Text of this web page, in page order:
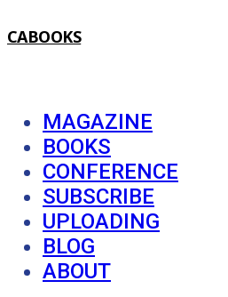
CABOOKS
MAGAZINE
BOOKS
CONFERENCE
SUBSCRIBE
UPLOADING
BLOG
ABOUT